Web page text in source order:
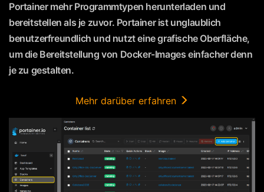
Portainer mehr Programmtypen herunterladen und
bereitstellen als je zuvor. Portainer ist unglaublich
benutzerfreundlich und nutzt eine grafische Oberfläche,
um die Bereitstellung von Docker-Images einfacher denn
je zu gestalten.
Mehr darüber erfahren